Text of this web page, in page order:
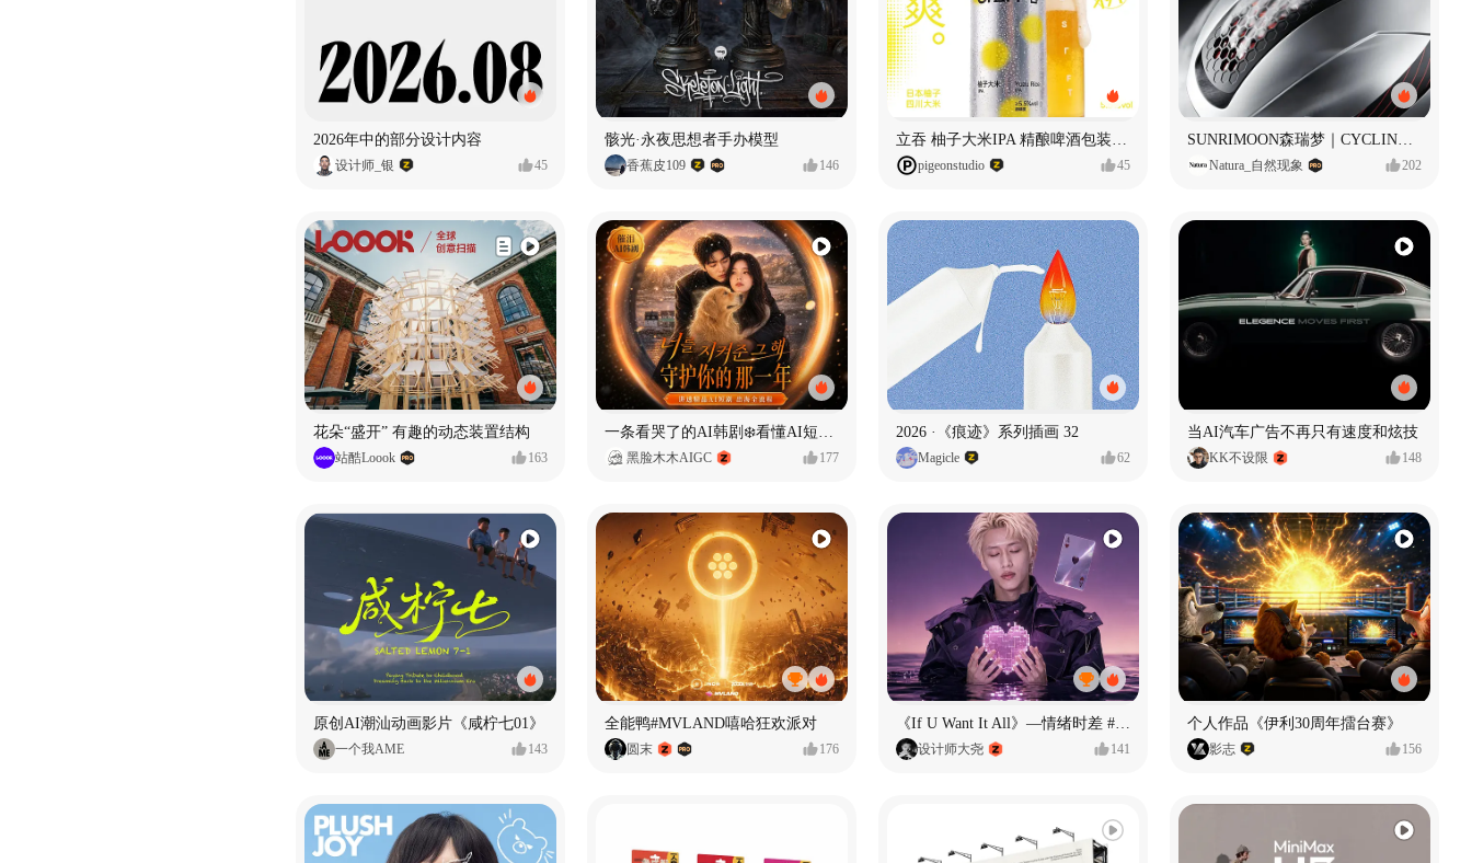
2026年中的部分设计内容
设计师_银 45
骸光·永夜思想者手办模型
香蕉皮109 146
立吞 柚子大米IPA 精酿啤酒包装设计
pigeonstudio 45
SUNRIMOON森瑞梦｜CYCLING HELMET CG｜气动骑行头盔
Natura_自然现象 202
花朵“盛开” 有趣的动态装置结构
站酷Loook 163 黑脸木木AIGC 177
2026 ·《痕迹》系列插画 32
Magicle 62
当AI汽车广告不再只有速度和炫技
KK不设限 148
原创AI潮汕动画影片《咸柠七01》
一个我AME 143
全能鸭#MVLAND嘻哈狂欢派对
圆末 176
《If U Want It All》—情绪时差 #MVLAND嘻哈狂欢派对
设计师大尧 141
个人作品《伊利30周年擂台赛》
影志 156